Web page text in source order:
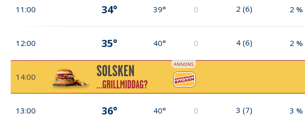
11:00 34° 39° 0 2 (6) 2 %
12:00 35° 40° 0 4 (6) 2 %
14:00
13:00 36° 40° 0 3 (7) 3 %